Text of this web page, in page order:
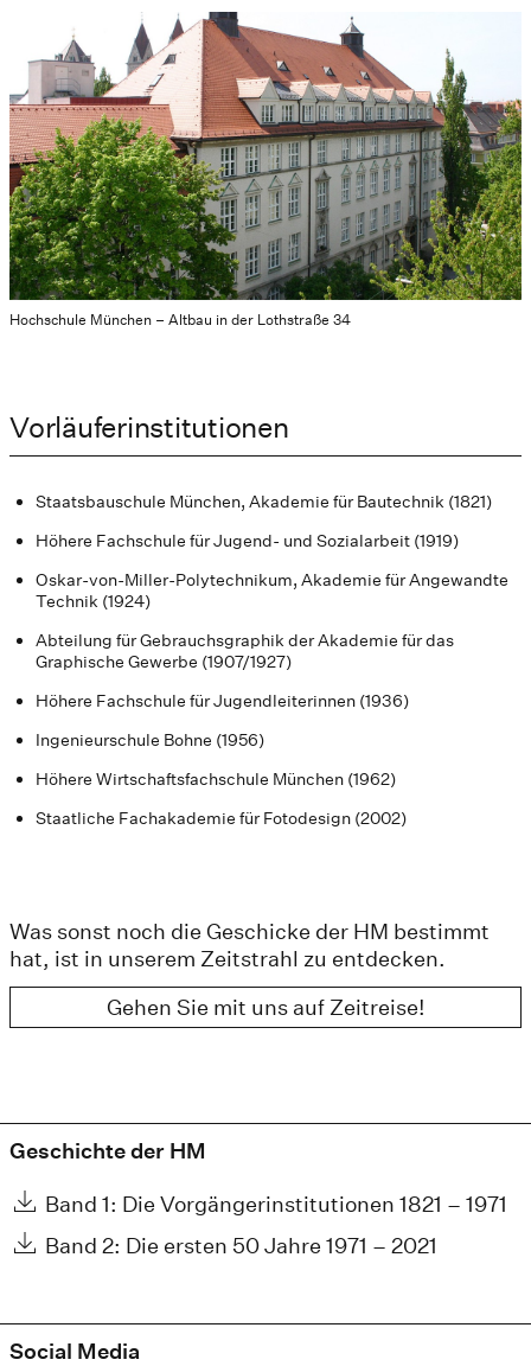
Hochschule München – Altbau in der Lothstraße 34
Vorläuferinstitutionen
Staatsbauschule München, Akademie für Bautechnik (1821)
Höhere Fachschule für Jugend- und Sozialarbeit (1919)
Oskar-von-Miller-Polytechnikum, Akademie für Angewandte
Technik (1924)
Abteilung für Gebrauchsgraphik der Akademie für das
Graphische Gewerbe (1907/1927)
Höhere Fachschule für Jugendleiterinnen (1936)
Ingenieurschule Bohne (1956)
Höhere Wirtschaftsfachschule München (1962)
Staatliche Fachakademie für Fotodesign (2002)
Was sonst noch die Geschicke der HM bestimmt
hat, ist in unserem Zeitstrahl zu entdecken.
Gehen Sie mit uns auf Zeitreise!
Geschichte der HM
Band 1: Die Vorgängerinstitutionen 1821 – 1971
Band 2: Die ersten 50 Jahre 1971 – 2021
Social Media